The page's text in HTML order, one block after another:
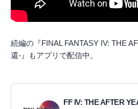
続編の『FINAL FANTASY IV: THE
還-』もアプリで配信中。
FF IV: THE AFTER